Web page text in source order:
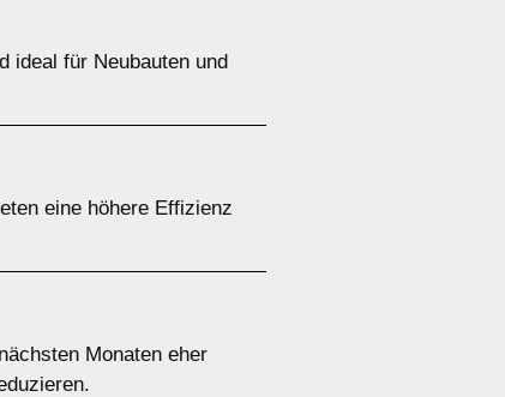
ideal für Neubauten und
eine höhere Effizienz
Monaten eher